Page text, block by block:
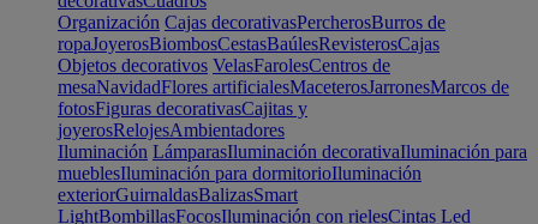
Organización Cajas decorativasPercherosBurros de
ropaJoyerosBiombosCestasBaúlesRevisterosCajas
Objetos decorativos VelasFarolesCentros de
mesaNavidadFlores artificialesMaceterosJarronesMarcos de
fotosFiguras decorativasCajitas y
joyerosRelojesAmbientadores
Iluminación LámparasIluminación decorativaIluminación para
mueblesIluminación para dormitorioIluminación
exteriorGuirnaldasBalizasSmart
LightBombillasFocosIluminación con rielesCintas Led